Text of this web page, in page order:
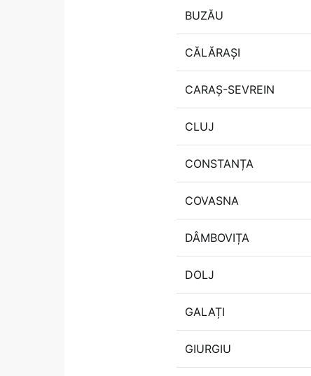
BUZĂU
CĂLĂRAȘI
CARAȘ-SEVREIN
CLUJ
CONSTANȚA
COVASNA
DÂMBOVIȚA
DOLJ
GALAȚI
GIURGIU